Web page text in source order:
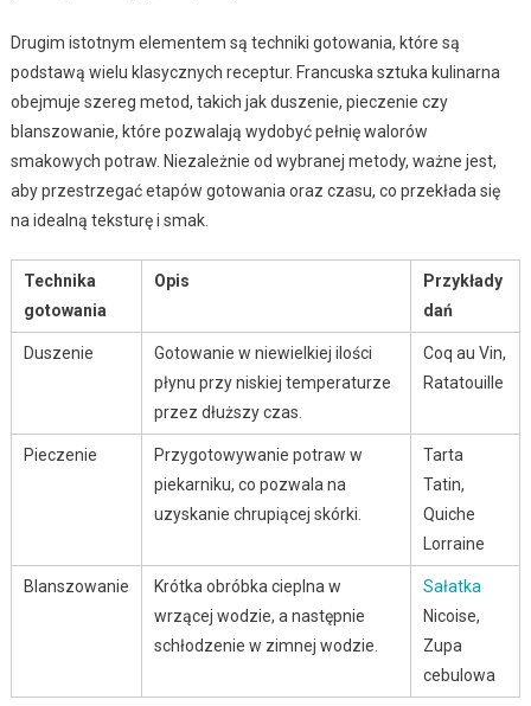
Drugim istotnym elementem są techniki gotowania, które są
podstawą wielu klasycznych receptur. Francuska sztuka kulinarna
obejmuje szereg metod, takich jak duszenie, pieczenie czy
blanszowanie, które pozwalają wydobyć pełnię walorów
smakowych potraw. Niezależnie od wybranej metody, ważne jest,
aby przestrzegać etapów gotowania oraz czasu, co przekłada się
na idealną teksturę i smak.
Technika
gotowania
Opis
Przykłady
dań
Duszenie
Gotowanie w niewielkiej ilości
płynu przy niskiej temperaturze
przez dłuższy czas.
Coq au Vin,
Ratatouille
Pieczenie
Przygotowywanie potraw w
piekarniku, co pozwala na
uzyskanie chrupiącej skórki.
Tarta
Tatin,
Quiche
Lorraine
Blanszowanie
Krótka obróbka cieplna w
wrzącej wodzie, a następnie
schłodzenie w zimnej wodzie.
Sałatka
Nicoise,
Zupa
cebulowa